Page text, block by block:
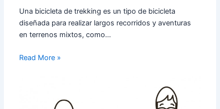
Una bicicleta de trekking es un tipo de bicicleta
diseñada para realizar largos recorridos y aventuras
en terrenos mixtos, como…
Read More »